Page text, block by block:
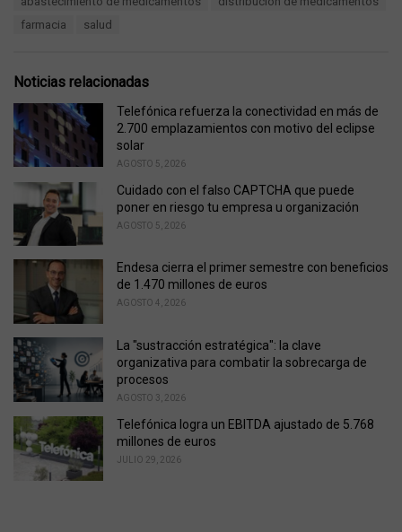
i
e
s
:
farmacia
salud
Noticias relacionadas
Telefónica refuerza la conectividad en más de
2.700 emplazamientos con motivo del eclipse
solar
AGOSTO 5, 2026
Cuidado con el falso CAPTCHA que puede
poner en riesgo tu empresa u organización
AGOSTO 5, 2026
Endesa cierra el primer semestre con beneficios
de 1.470 millones de euros
AGOSTO 4, 2026
La "sustracción estratégica": la clave
organizativa para combatir la sobrecarga de
procesos
AGOSTO 3, 2026
Telefónica logra un EBITDA ajustado de 5.768
millones de euros
JULIO 29, 2026